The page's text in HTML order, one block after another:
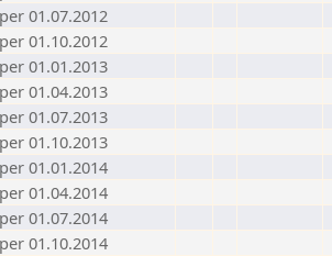
01.07.2012
01.10.2012
01.01.2013
01.04.2013
01.07.2013
01.10.2013
01.01.2014
01.04.2014
01.07.2014
01.10.2014